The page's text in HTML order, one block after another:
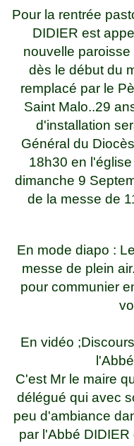
Pour la rentrée
DIDIER est
nouvelle
dès le début du
remplacé par le
Saint Malo..29
d'installation
Général du
18h30 en
dimanche 9
de la messe de
En mode diapo :
messe de plein
pour communier
En vidéo
C'est Mr le maire
délégué qui avec
peu d'ambiance
par l'Abbé